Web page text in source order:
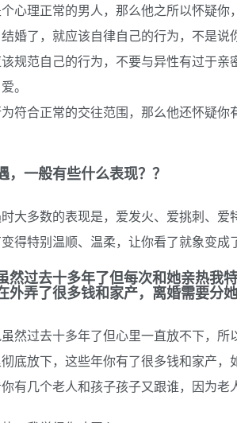
心理正常的男人，那么他之所以怀疑你
婚了，就应该自律自己的行为，不是说
规范自己的行为，不要与异性有过于亲
。
符合正常的交往范围，那么他还怀疑
，一般有些什么表现？？
大多数的表现是，爱发火、爱挑刺、爱
变得特别温顺、温柔，让你看了
然过去十多年了但每次和她亲热我特
外弄了很多钱和家产，离婚需要分
然过去十多年了但心里一直放不下，
底放下，这些年你有了很多钱和家产
有几个老人和孩子孩子又跟谁，因为老